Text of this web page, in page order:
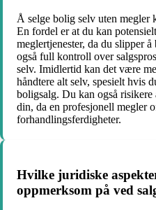
Å selge bolig selv uten megler
En fordel er at du kan
meglertjenester, da du slipper
også full kontroll over
selv. Imidlertid kan det være
håndtere alt selv, spesielt hvis
boligsalg. Du kan også
din, da en profesjonell megler
forhandlingsferdigheter.
Hvilke juridiske
oppmerksom på ved